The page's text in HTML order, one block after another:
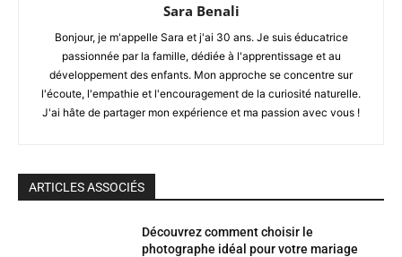
Sara Benali
Bonjour, je m'appelle Sara et j'ai 30 ans. Je suis éducatrice
passionnée par la famille, dédiée à l'apprentissage et au
développement des enfants. Mon approche se concentre sur
l'écoute, l'empathie et l'encouragement de la curiosité naturelle.
J'ai hâte de partager mon expérience et ma passion avec vous !
ARTICLES ASSOCIÉS
Découvrez comment choisir le
photographe idéal pour votre mariage